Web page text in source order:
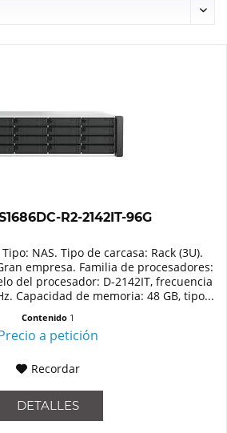
R2-2142IT-96G
NAS. Tipo de carcasa: Rack (3U).
empresa. Familia de procesadores:
del procesador: D-2142IT, frecuencia
Capacidad de memoria: 48 GB, tipo...
Contenido 1
a petición
Recordar
DETALLES